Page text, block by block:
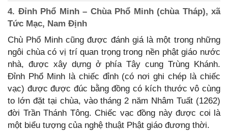
4. Đỉnh Phổ Minh – Chùa Phổ Minh (chùa Tháp), xã
Tức Mạc, Nam Định
Chù Phổ Minh cũng được đánh giá là một trong những
ngôi chùa có vị trí quan trọng trong nền phật giáo nước
nhà, được xây dựng ở phía Tây cung Trùng Khánh.
Đỉnh Phổ Minh là chiếc đỉnh (có nơi ghi chép là chiếc
vạc) được được đúc bằng đồng có kích thước vô cùng
to lớn đặt tại chùa, vào tháng 2 năm Nhâm Tuất (1262)
đời Trần Thánh Tông. Chiếc vạc đồng này được coi là
một biểu tượng của nghệ thuật Phật giáo đương thời.